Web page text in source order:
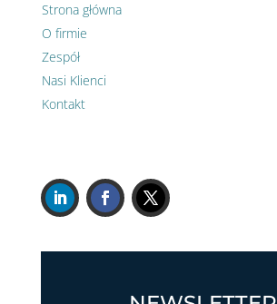
Strona główna
O firmie
Zespół
Nasi Klienci
Kontakt